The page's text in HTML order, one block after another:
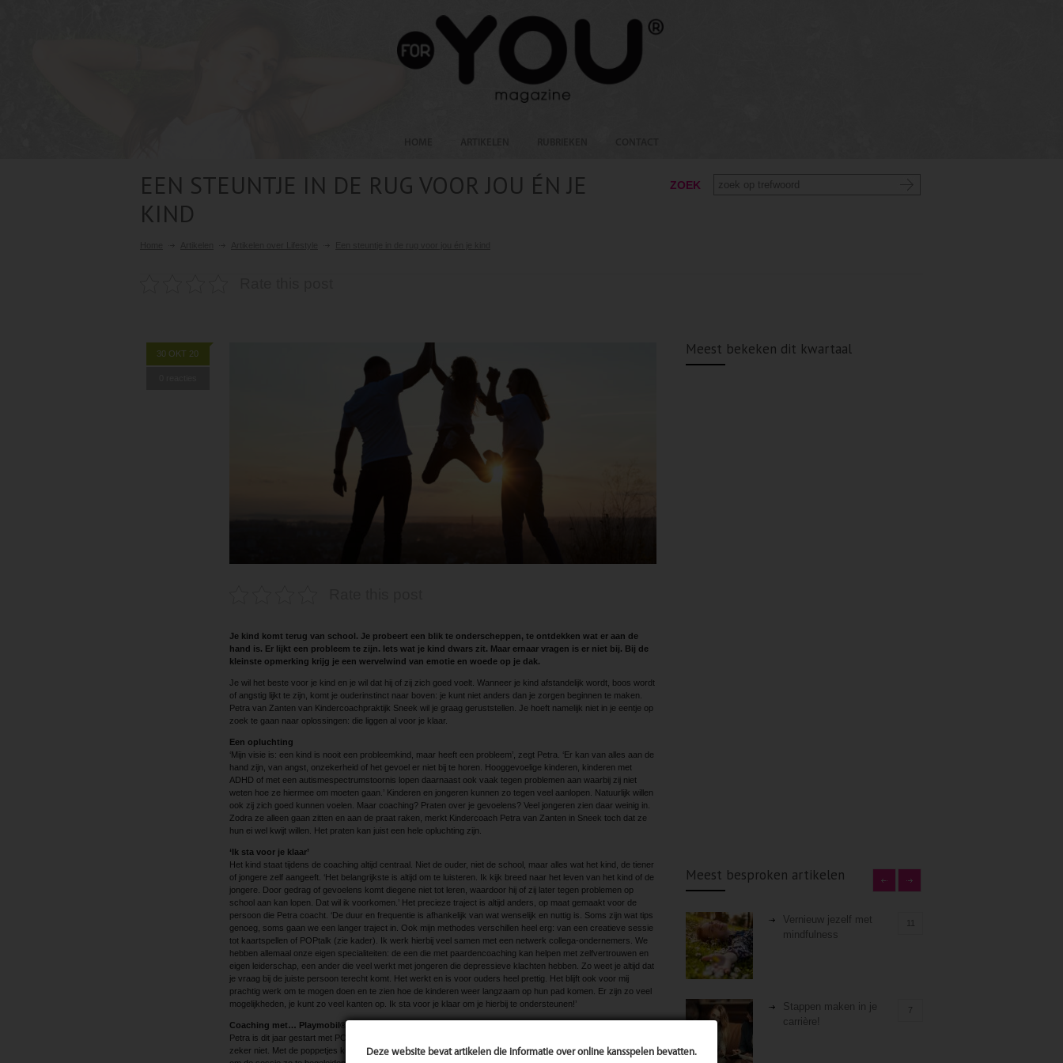
Deze website bevat artikelen die informatie over online kansspelen bevatten.
EEN STEUNTJE IN DE RUG VOOR JOU ÉN JE
KIND
ZOEK
30 OKT 20
Je kind komt terug van school. Je probeert een blik te onderscheppen, te ontdekken wat er aan de
hand is. Er lijkt een probleem te zijn. Iets wat je kind dwars zit. Maar ernaar vragen is er niet bij. Bij de
kleinste opmerking krijg je een wervelwind van emotie en woede op je dak.
Je wil het beste voor je kind en je wil dat hij of zij zich goed voelt. Wanneer je kind afstandelijk wordt, boos wordt
of angstig lijkt te zijn, komt je ouderinstinct naar boven: je kunt niet anders dan je zorgen beginnen te maken.
Petra van Zanten van Kindercoachpraktijk Sneek wil je graag geruststellen. Je hoeft namelijk niet in je eentje op
zoek te gaan naar oplossingen: die liggen al voor je klaar.
Een opluchting
‘Mijn visie is: een kind is nooit een probleemkind, maar heeft een probleem’, zegt Petra. ‘Er kan van alles aan de
hand zijn, van angst, onzekerheid of het gevoel er niet bij te horen. Hooggevoelige kinderen, kinderen met
ADHD of met een autismespectrumstoornis lopen daarnaast ook vaak tegen problemen aan waarbij zij niet
weten hoe ze hiermee om moeten gaan.’ Kinderen en jongeren kunnen zo tegen veel aanlopen. Natuurlijk willen
ook zij zich goed kunnen voelen. Maar coaching? Praten over je gevoelens? Veel jongeren zien daar weinig in.
Zodra ze alleen gaan zitten en aan de praat raken, merkt Kindercoach Petra van Zanten in Sneek toch dat ze
hun ei wel kwijt willen. Het praten kan juist een hele opluchting zijn.
‘Ik sta voor je klaar’
Het kind staat tijdens de coaching altijd centraal. Niet de ouder, niet de school, maar alles wat het kind, de tiener
of jongere zelf aangeeft. ‘Het belangrijkste is altijd om te luisteren. Ik kijk breed naar het leven van het kind of de
jongere. Door gedrag of gevoelens komt diegene niet tot leren, waardoor hij of zij later tegen problemen op
school aan kan lopen. Dat wil ik voorkomen.’ Het precieze traject is altijd anders, op maat gemaakt voor de
persoon die Petra coacht. ‘De duur en frequentie is afhankelijk van wat wenselijk en nuttig is. Soms zijn wat tips
genoeg, soms gaan we een langer traject in. Ook mijn methodes verschillen heel erg: van een creatieve sessie
tot kaartspellen of POPtalk (zie kader). Ik werk hierbij veel samen met een netwerk collega-ondernemers. We
hebben allemaal onze eigen specialiteiten: de een die met paardencoaching kan helpen met zelfvertrouwen en
eigen leiderschap, een ander die veel werkt met jongeren die depressieve klachten hebben. Zo weet je altijd dat
je vraag bij de juiste persoon terecht komt. Het werkt en is voor ouders heel prettig. Het blijft ook voor mij
prachtig werk om te mogen doen en te zien hoe de kinderen weer langzaam op hun pad komen. Er zijn zo veel
mogelijkheden, je kunt zo veel kanten op. Ik sta voor je klaar om je hierbij te ondersteunen!’
Coaching met… Playmobil®?
Petra is dit jaar gestart met POPtalk. Dit is een manier van coaching met Playmobil®. Kinderlijk is het alleen
zeker niet. Met de poppetjes kun je juist je eigen situatie goed neerzetten. Petra blijft ondertussen vragen stellen
Meest bekeken dit kwartaal
Meest besproken artikelen
Vernieuw jezelf met
mindfulness
Stappen maken in je
carrière!
7